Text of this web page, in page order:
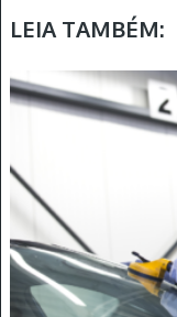
LEIA TAMBÉM: